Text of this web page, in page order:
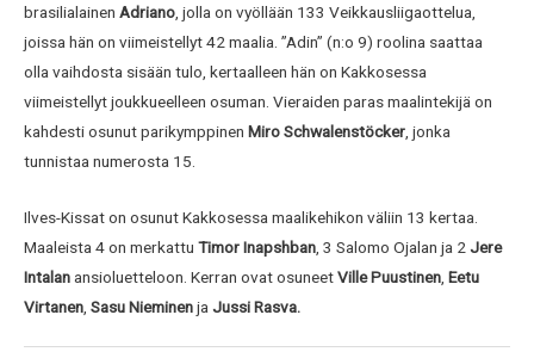
brasilialainen Adriano , jolla on vyöllään 133 Veikkausliigaottelua,
joissa hän on viimeistellyt 42 maalia. ”Adin” (n:o 9) roolina saattaa
olla vaihdosta sisään tulo, kertaalleen hän on Kakkosessa
viimeistellyt joukkueelleen osuman. Vieraiden paras maalintekijä on
kahdesti osunut parikymppinen Miro Schwalenstöcker , jonka
tunnistaa numerosta 15.
Ilves-Kissat on osunut Kakkosessa maalikehikon väliin 13 kertaa.
Maaleista 4 on merkattu Timor Inapshban , 3 Salomo Ojalan ja 2 Jere
Intalanansioluetteloon. Kerran ovat osuneetVille Puustinen Eetu
Virtanen Sasu Nieminenja Jussi Rasva.